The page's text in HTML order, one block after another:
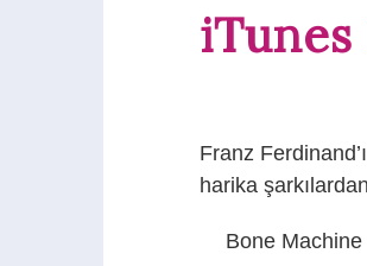
Franz
harika
Bone